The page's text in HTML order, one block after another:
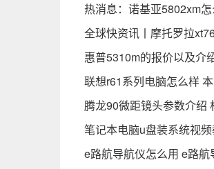
热消息：诺基亚5802xm
全球快资讯丨摩托罗拉
惠普5310m的报价以及介
联想r61系列电脑怎么样
腾龙90微距镜头参数介绍
笔记本电脑u盘装系统视
e路航导航仪怎么用 e路